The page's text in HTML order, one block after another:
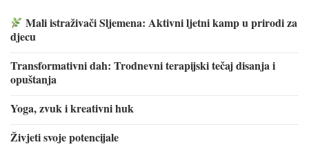
Mali istraživači Sljemena: Aktivni ljetni kamp u prirodi za
djecu
Transformativni dah: Trodnevni terapijski tečaj disanja i
opuštanja
Yoga, zvuk i kreativni huk
Živjeti svoje potencijale